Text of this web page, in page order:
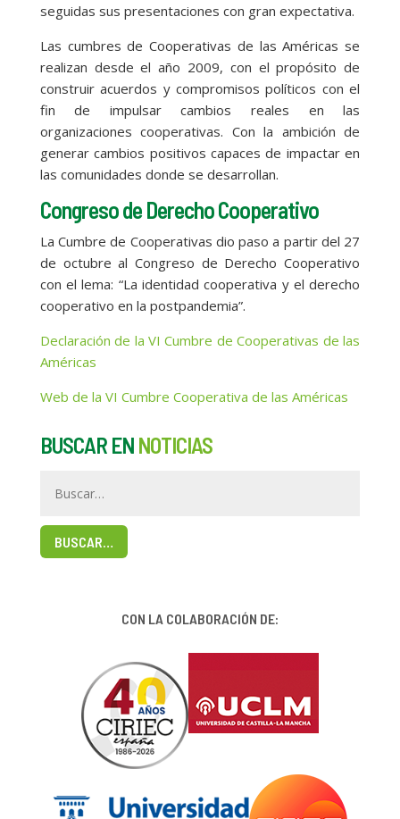
seguidas sus presentaciones con gran expectativa.
Las cumbres de Cooperativas de las Américas se
realizan desde el año 2009, con el propósito de
construir acuerdos y compromisos políticos con el
fin de impulsar cambios reales en las
organizaciones cooperativas. Con la ambición de
generar cambios positivos capaces de impactar en
las comunidades donde se desarrollan.
Congreso de Derecho Cooperativo
La Cumbre de Cooperativas dio paso a partir del 27
de octubre al Congreso de Derecho Cooperativo
con el lema: “La identidad cooperativa y el derecho
cooperativo en la postpandemia”.
Declaración de la VI Cumbre de Cooperativas de las
Américas
Web de la VI Cumbre Cooperativa de las Américas
BUSCAR EN NOTICIAS
BUSCAR…
CON LA COLABORACIÓN DE: